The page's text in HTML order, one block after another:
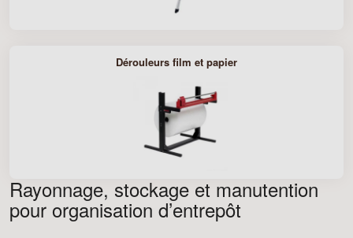
Dérouleurs film et papier
Rayonnage, stockage et manutention
pour organisation d’entrepôt